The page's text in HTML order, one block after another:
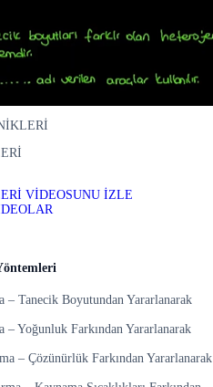
VİDEOSUNU İZLE
– Tanecik Boyutundan Yararlanarak
– Yoğunluk Farkından Yararlanarak
– Çözünürlük Farkından Yararlanarak